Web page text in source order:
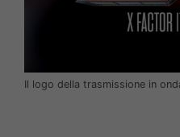
Il logo della trasmissione in